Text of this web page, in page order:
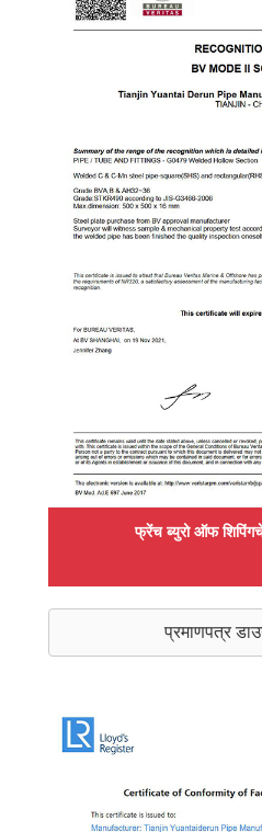
फ्रेंच ब्युरो ऑफ शिपिंगचे
प्रमाणपत्र